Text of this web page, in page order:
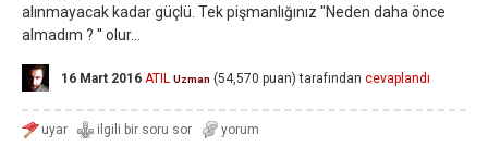
alınmayacak kadar güçlü. Tek pişmanlığınız ''Neden daha önce
almadım ? '' olur...
16 Mart 2016 ATIL Uzman (54,570 puan) tarafından cevaplandı